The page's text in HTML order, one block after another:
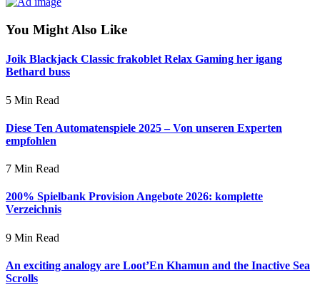
You Might Also Like
Joik Blackjack Classic frakoblet Relax Gaming her igang
Bethard buss
5 Min Read
Diese Ten Automatenspiele 2025 – Von unseren Experten
empfohlen
7 Min Read
200% Spielbank Provision Angebote 2026: komplette
Verzeichnis
9 Min Read
An exciting analogy are Loot’En Khamun and the Inactive Sea
Scrolls